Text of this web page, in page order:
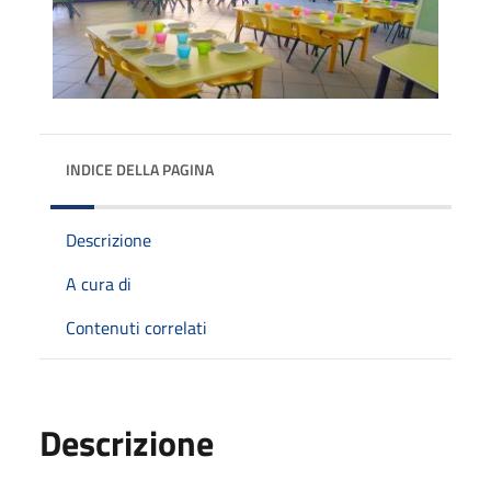
INDICE DELLA PAGINA
Descrizione
A cura di
Contenuti correlati
Descrizione